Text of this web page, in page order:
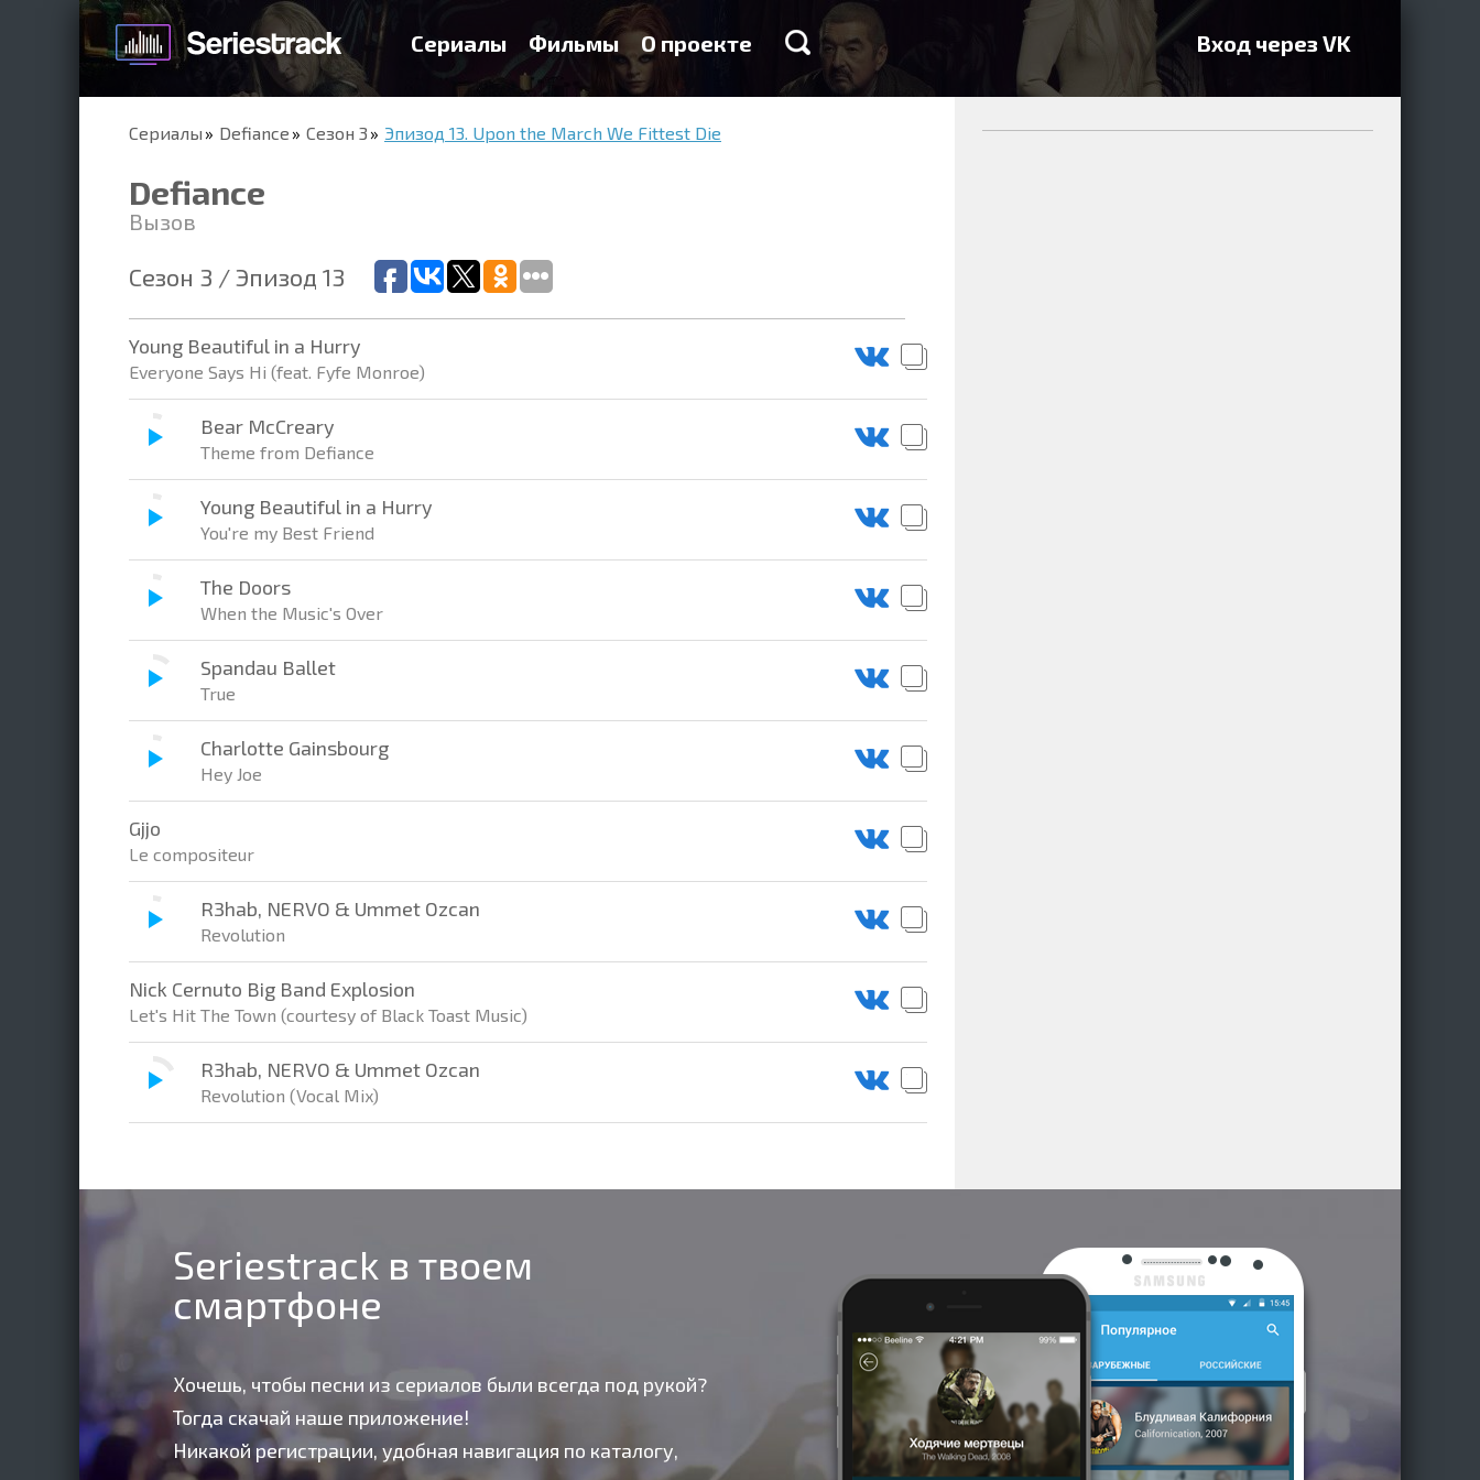
Сериалы Фильмы О проекте Вход через VK
Сериалы Defiance Сезон 3 Эпизод 13. Upon the March We Fittest Die
Defiance
Вызов
Сезон 3 / Эпизод 13
Young Beautiful in a Hurry
Everyone Says Hi (feat. Fyfe Monroe)
Bear McCreary
Theme from Defiance
Young Beautiful in a Hurry
You're my Best Friend
The Doors
When the Music's Over
Spandau Ballet
True
Charlotte Gainsbourg
Hey Joe
Gjjo
Le compositeur
R3hab, NERVO & Ummet Ozcan
Revolution
Nick Cernuto Big Band Explosion
Let's Hit The Town (courtesy of Black Toast Music)
R3hab, NERVO & Ummet Ozcan
Revolution (Vocal Mix)
Seriestrack в твоем
смартфоне
Хочешь, чтобы песни из сериалов были всегда под рукой?
Тогда скачай наше приложение!
Никакой регистрации, удобная навигация по каталогу,